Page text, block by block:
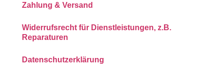
Zahlung & Versand
Widerrufsrecht für Dienstleistungen, z.B.
Reparaturen
Datenschutzerklärung